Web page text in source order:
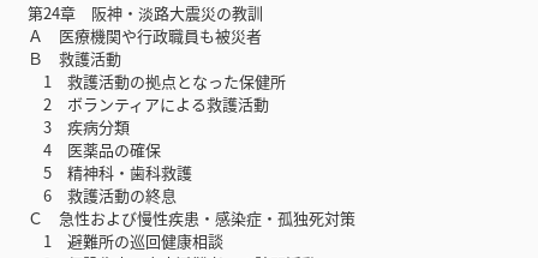
第24章 阪神・淡路大震災の教訓
Ａ 医療機関や行政職員も被災者
Ｂ 救護活動
1 救護活動の拠点となった保健所
2 ボランティアによる救護活動
3 疾病分類
4 医薬品の確保
5 精神科・歯科救護
6 救護活動の終息
Ｃ 急性および慢性疾患・感染症・孤独死対策
1 避難所の巡回健康相談